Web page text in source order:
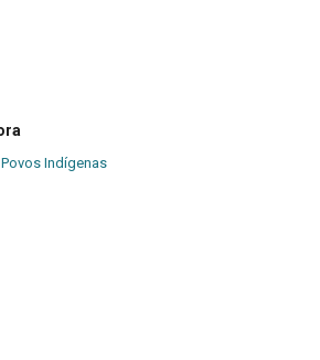
Indígenas